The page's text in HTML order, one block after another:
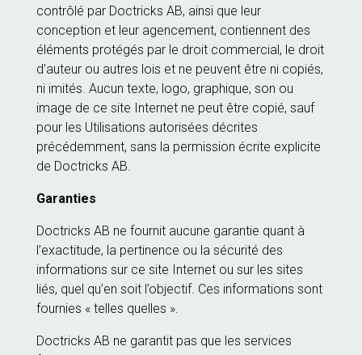
contrôlé par Doctricks AB, ainsi que leur
conception et leur agencement, contiennent des
éléments protégés par le droit commercial, le droit
d’auteur ou autres lois et ne peuvent être ni copiés,
ni imités. Aucun texte, logo, graphique, son ou
image de ce site Internet ne peut être copié, sauf
pour les Utilisations autorisées décrites
précédemment, sans la permission écrite explicite
de Doctricks AB.
Garanties
Doctricks AB ne fournit aucune garantie quant à
l’exactitude, la pertinence ou la sécurité des
informations sur ce site Internet ou sur les sites
liés, quel qu’en soit l’objectif. Ces informations sont
fournies « telles quelles ».
Doctricks AB ne garantit pas que les services